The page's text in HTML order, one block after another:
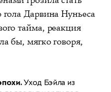
гола Дарвина Нуньеса
тайма, реакция
бы, мягко говоря,
Уход Бэйла из